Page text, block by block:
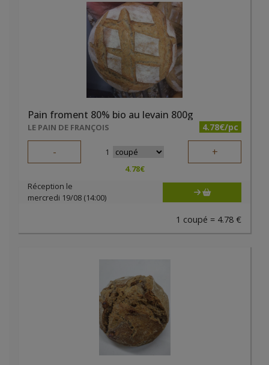
Pain froment 80% bio au levain 800g
LE PAIN DE FRANÇOIS 4.78€/pc
- 1 +
4.78€
Réception le
mercredi 19/08 (14:00)
1 coupé = 4.78 €